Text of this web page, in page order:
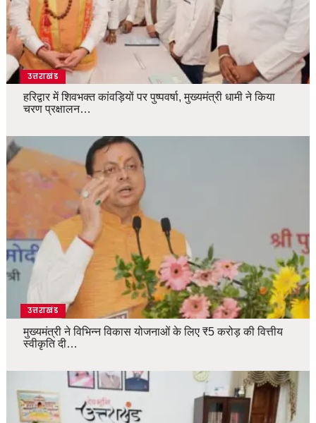
उत्तराखंड
हरिद्वार में शिवभक्त कांवड़ियों पर पुष्पवर्षा, मुख्यमंत्री धामी ने किया
चरण प्रक्षालन…
उत्तराखंड
मुख्यमंत्री ने विभिन्न विकास योजनाओं के लिए ₹5 करोड़ की वित्तीय
स्वीकृति दी…